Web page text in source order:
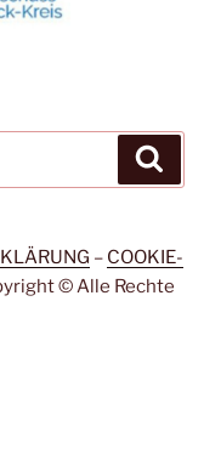
– COOKIE-
© Alle Rechte